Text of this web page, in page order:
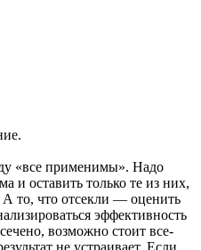
«все применимы». Надо
и оставить только те из них,
А то, что отсекли — оценить
эффективность
возможно стоит все-
не устраивает. Если